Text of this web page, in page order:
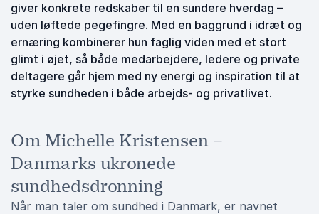
giver konkrete redskaber til en sundere hverdag –
uden løftede pegefingre. Med en baggrund i idræt og
ernæring kombinerer hun faglig viden med et stort
glimt i øjet, så både medarbejdere, ledere og private
deltagere går hjem med ny energi og inspiration til at
styrke sundheden i både arbejds- og privatlivet.
Om Michelle Kristensen –
Danmarks ukronede
sundhedsdronning
Når man taler om sundhed i Danmark, er navnet